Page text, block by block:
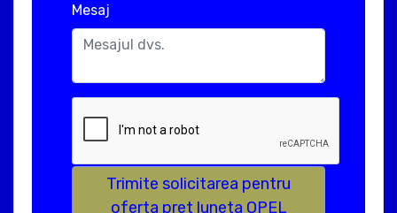
Mesaj
Trimite solicitarea pentru
oferta pret luneta OPEL